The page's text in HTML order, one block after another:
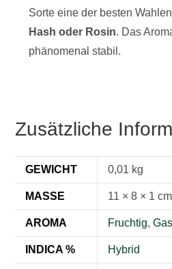
Sorte eine der besten
Hash oder Rosin. Das
phänomenal stabil.
Zusätzliche
GEWICHT 0,01 kg
MASSE 11 × 8 × 1 cm
AROMA Fruchtig,Gas
INDICA % Hybrid